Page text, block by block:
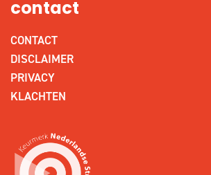
contact
CONTACT
DISCLAIMER
PRIVACY
KLACHTEN